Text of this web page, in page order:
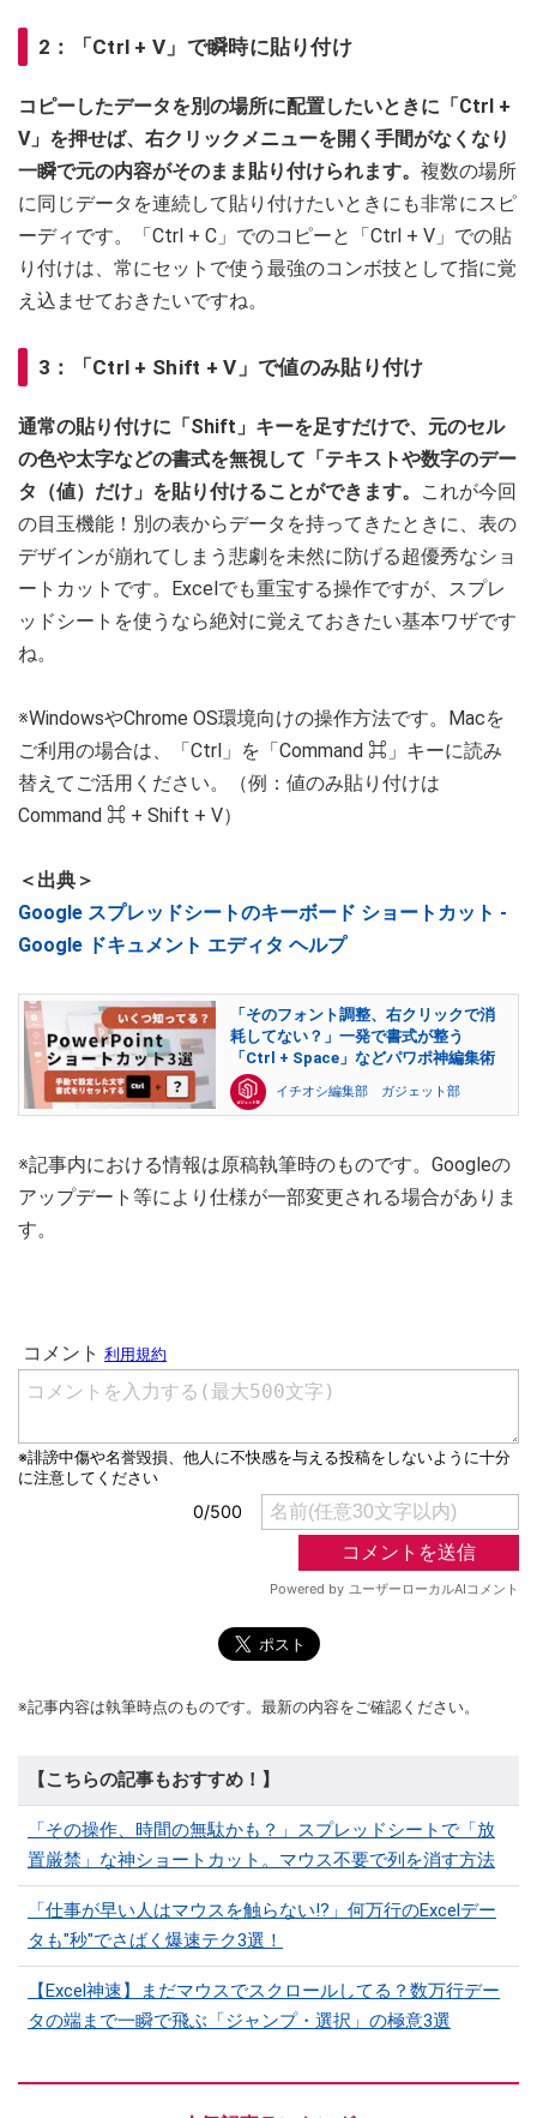
2：「Ctrl + V」で瞬時に貼り付け
コピーしたデータを別の場所に配置したいときに「Ctrl +
V」を押せば、右クリックメニューを開く手間がなくなり
一瞬で元の内容がそのまま貼り付けられます。 複数の場所
に同じデータを連続して貼り付けたいときにも非常にスピ
ーディです。「Ctrl + C」でのコピーと「Ctrl + V」での貼
り付けは、常にセットで使う最強のコンボ技として指に覚
え込ませておきたいですね。
3：「Ctrl + Shift + V」で値のみ貼り付け
通常の貼り付けに「Shift」キーを足すだけで、元のセル
の色や太字などの書式を無視して「テキストや数字のデー
タ（値）だけ」を貼り付けることができます。
これが今回
の目玉機能！別の表からデータを持ってきたときに、表の
デザインが崩れてしまう悲劇を未然に防げる超優秀なショ
ートカットです。Excelでも重宝する操作ですが、スプレ
ッドシートを使うなら絶対に覚えておきたい基本ワザです
ね。
※WindowsやChrome OS環境向けの操作方法です。Macを
ご利用の場合は、「Ctrl」を「Command ⌘」キーに読み
替えてご活用ください。（例：値のみ貼り付けは
Command ⌘ + Shift + V）
＜出典＞
Google スプレッドシートのキーボード ショートカット -
Google ドキュメント エディタ ヘルプ
「そのフォント調整、右クリックで消
耗してない？」一発で書式が整う
「Ctrl + Space」などパワポ神編集術
イチオシ編集部 ガジェット部
※記事内における情報は原稿執筆時のものです。Googleの
アップデート等により仕様が一部変更される場合がありま
す。
※記事内容は執筆時点のものです。最新の内容をご確認ください。
【こちらの記事もおすすめ！】
「その操作、時間の無駄かも？」スプレッドシートで「放
置厳禁」な神ショートカット。マウス不要で列を消す方法
「仕事が早い人はマウスを触らない!?」何万行のExcelデー
タも"秒"でさばく爆速テク3選！
【Excel神速】まだマウスでスクロールしてる？数万行デー
タの端まで一瞬で飛ぶ「ジャンプ・選択」の極意3選